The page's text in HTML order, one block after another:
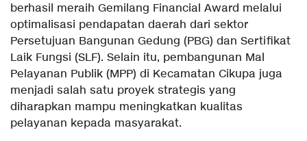
berhasil meraih Gemilang Financial Award melalui
optimalisasi pendapatan daerah dari sektor
Persetujuan Bangunan Gedung (PBG) dan Sertifikat
Laik Fungsi (SLF). Selain itu, pembangunan Mal
Pelayanan Publik (MPP) di Kecamatan Cikupa juga
menjadi salah satu proyek strategis yang
diharapkan mampu meningkatkan kualitas
pelayanan kepada masyarakat.